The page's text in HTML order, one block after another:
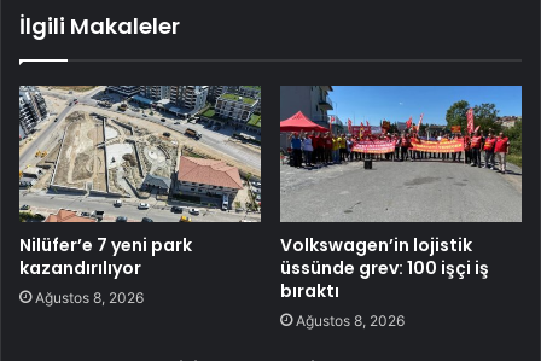
İlgili Makaleler
Nilüfer’e 7 yeni park
kazandırılıyor
Ağustos 8, 2026
Volkswagen’in lojistik
üssünde grev: 100 işçi iş
bıraktı
Ağustos 8, 2026